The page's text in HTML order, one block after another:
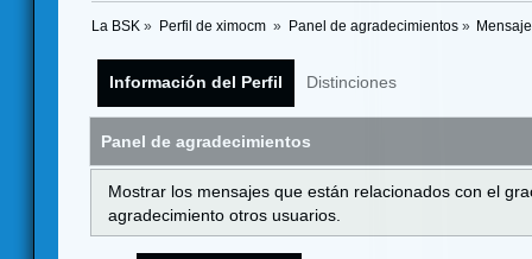
La BSK » Perfil de ximocm » Panel de agradecimientos»
Información del Perfil Distinciones
Panel de agradecimientos
Mostrar los mensajes que están relacionados con el
agradecimiento otros usuarios.